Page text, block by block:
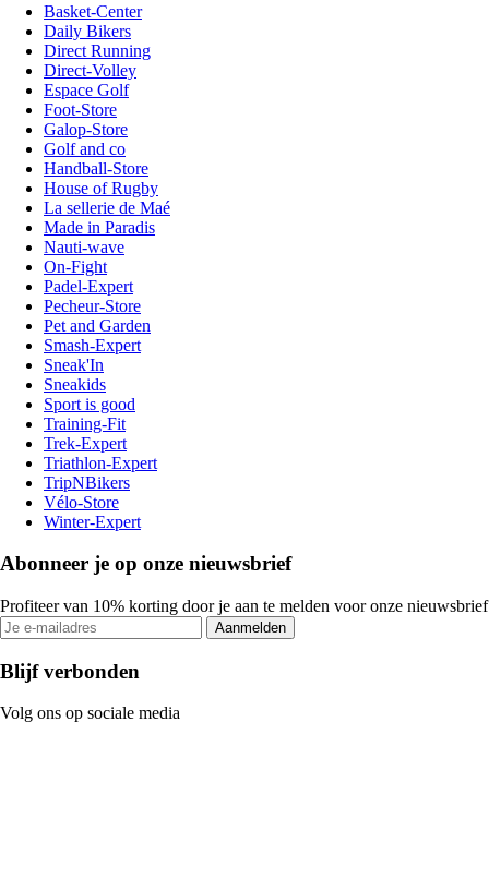
Basket-Center
Daily Bikers
Direct Running
Direct-Volley
Espace Golf
Foot-Store
Galop-Store
Golf and co
Handball-Store
House of Rugby
La sellerie de Maé
Made in Paradis
Nauti-wave
On-Fight
Padel-Expert
Pecheur-Store
Pet and Garden
Smash-Expert
Sneak'In
Sneakids
Sport is good
Training-Fit
Trek-Expert
Triathlon-Expert
TripNBikers
Vélo-Store
Winter-Expert
Abonneer je op onze nieuwsbrief
Profiteer van 10% korting door je aan te melden voor onze nieuwsbrief
Aanmelden
Blijf verbonden
Volg ons op sociale media